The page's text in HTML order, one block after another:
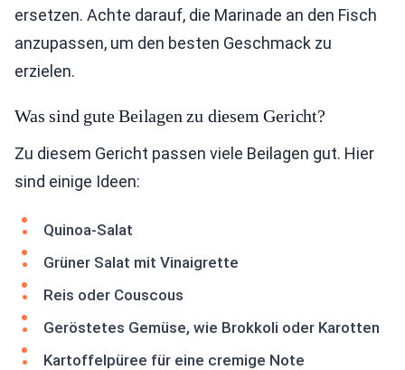
ersetzen. Achte darauf, die Marinade an den Fisch
anzupassen, um den besten Geschmack zu
erzielen.
Was sind gute Beilagen zu diesem Gericht?
Zu diesem Gericht passen viele Beilagen gut. Hier
sind einige Ideen:
Quinoa-Salat
Grüner Salat mit Vinaigrette
Reis oder Couscous
Geröstetes Gemüse, wie Brokkoli oder Karotten
Kartoffelpüree für eine cremige Note